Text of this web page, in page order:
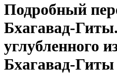
Подробный
Бхагавад-
углубленного
Бхагавад-Гиты